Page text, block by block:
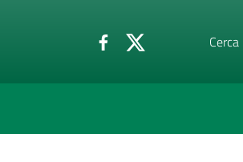
Cerca